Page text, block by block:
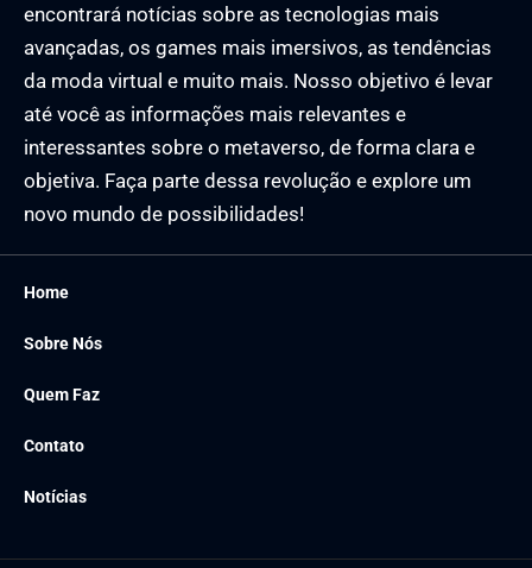
encontrará notícias sobre as tecnologias mais
avançadas, os games mais imersivos, as tendências
da moda virtual e muito mais. Nosso objetivo é levar
até você as informações mais relevantes e
interessantes sobre o metaverso, de forma clara e
objetiva. Faça parte dessa revolução e explore um
novo mundo de possibilidades!
Home
Sobre Nós
Quem Faz
Contato
Notícias